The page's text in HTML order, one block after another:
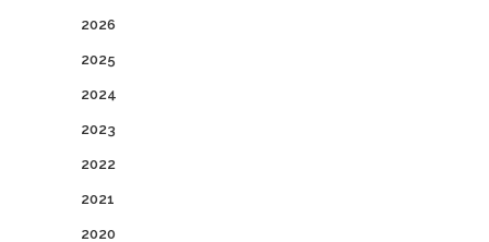
2026
2025
2024
2023
2022
2021
2020